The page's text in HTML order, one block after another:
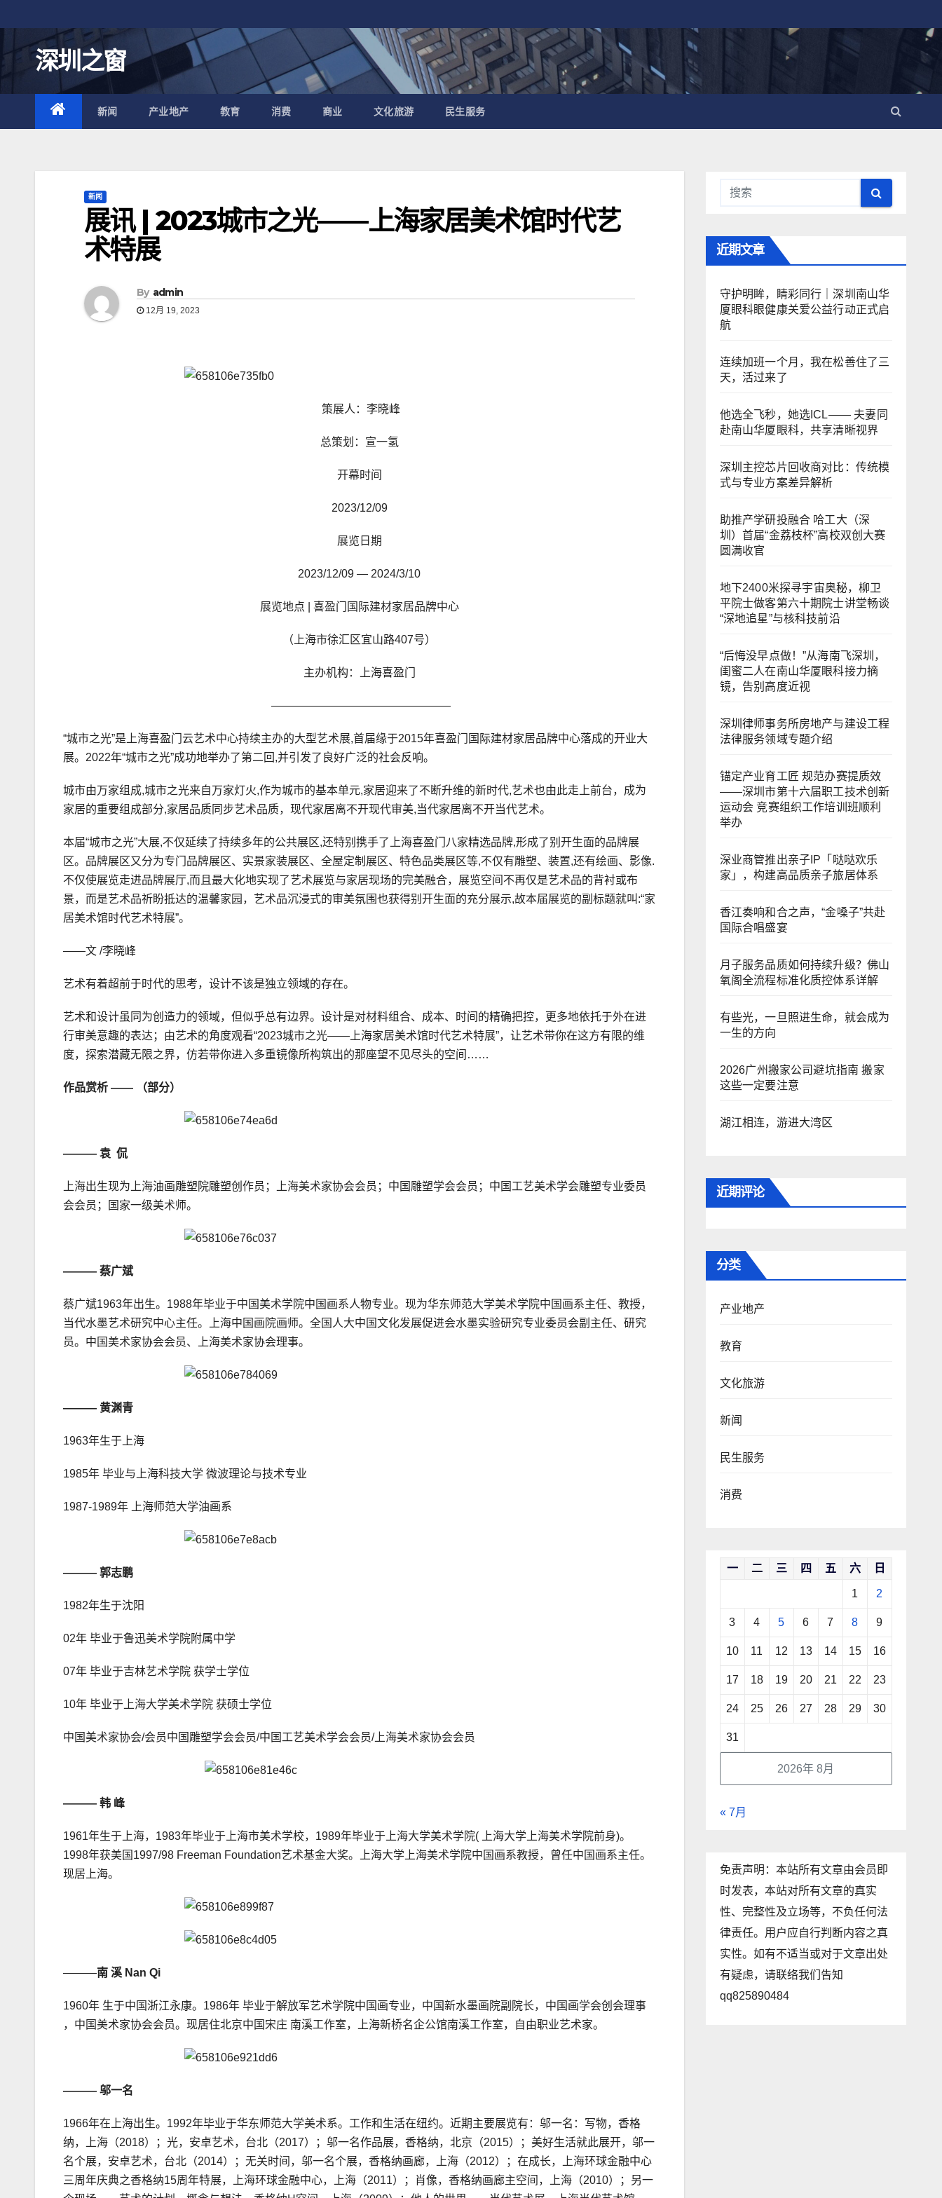
至
内
容
深圳之窗
新闻 产业地产 教育 消费 商业 文化旅游 民生服务
新闻
展讯 | 2023城市之光——上海家居美术馆时代艺
术特展
By admin
12月 19, 2023
策展人：李晓峰
总策划：宣一氢
开幕时间
2023/12/09
展览日期
2023/12/09 — 2024/3/10
展览地点 | 喜盈门国际建材家居品牌中心
（上海市徐汇区宜山路407号）
主办机构：上海喜盈门
————————————————
“城市之光”是上海喜盈门云艺术中心持续主办的大型艺术展,首届缘于2015年喜盈门国际建材家居品牌中心落成的开业大
展。2022年“城市之光”成功地举办了第二回,并引发了良好广泛的社会反响。
城市由万家组成,城市之光来自万家灯火,作为城市的基本单元,家居迎来了不断升维的新时代,艺术也由此走上前台，成为
家居的重要组成部分,家居品质同步艺术品质，现代家居离不开现代审美,当代家居离不开当代艺术。
本届“城市之光”大展,不仅延续了持续多年的公共展区,还特别携手了上海喜盈门八家精选品牌,形成了别开生面的品牌展
区。品牌展区又分为专门品牌展区、实景家装展区、全屋定制展区、特色品类展区等,不仅有雕塑、装置,还有绘画、影像.
不仅使展览走进品牌展厅,而且最大化地实现了艺术展览与家居现场的完美融合，展览空间不再仅是艺术品的背衬或布
景，而是艺术品祈盼抵达的温馨家园，艺术品沉浸式的审美氛围也获得别开生面的充分展示,故本届展览的副标题就叫:“家
居美术馆时代艺术特展”。
——文 /李晓峰
艺术有着超前于时代的思考，设计不该是独立领域的存在。
艺术和设计虽同为创造力的领域，但似乎总有边界。设计是对材料组合、成本、时间的精确把控，更多地依托于外在进
行审美意趣的表达；由艺术的角度观看“2023城市之光——上海家居美术馆时代艺术特展”，让艺术带你在这方有限的维
度，探索潜藏无限之界，仿若带你进入多重镜像所构筑出的那座望不见尽头的空间……
作品赏析 —— （部分）
——— 袁 侃
上海出生现为上海油画雕塑院雕塑创作员；上海美术家协会会员；中国雕塑学会会员；中国工艺美术学会雕塑专业委员
会会员；国家一级美术师。
——— 蔡广斌
蔡广斌1963年出生。1988年毕业于中国美术学院中国画系人物专业。现为华东师范大学美术学院中国画系主任、教授，
当代水墨艺术研究中心主任。上海中国画院画师。全国人大中国文化发展促进会水墨实验研究专业委员会副主任、研究
员。中国美术家协会会员、上海美术家协会理事。
——— 黄渊青
1963年生于上海
1985年 毕业与上海科技大学 微波理论与技术专业
1987-1989年 上海师范大学油画系
——— 郭志鹏
1982年生于沈阳
02年 毕业于鲁迅美术学院附属中学
07年 毕业于吉林艺术学院 获学士学位
10年 毕业于上海大学美术学院 获硕士学位
中国美术家协会/会员中国雕塑学会会员/中国工艺美术学会会员/上海美术家协会会员
——— 韩 峰
1961年生于上海，1983年毕业于上海市美术学校，1989年毕业于上海大学美术学院( 上海大学上海美术学院前身)。
1998年获美国1997/98 Freeman Foundation艺术基金大奖。上海大学上海美术学院中国画系教授，曾任中国画系主任。
现居上海。
———南 溪 Nan Qi
1960年 生于中国浙江永康。1986年 毕业于解放军艺术学院中国画专业，中国新水墨画院副院长，中国画学会创会理事
，中国美术家协会会员。现居住北京中国宋庄 南溪工作室，上海新桥名企公馆南溪工作室，自由职业艺术家。
——— 邬一名
1966年在上海出生。1992年毕业于华东师范大学美术系。工作和生活在纽约。近期主要展览有：邬一名：写物，香格
纳，上海（2018）；光，安卓艺术，台北（2017）；邬一名作品展，香格纳，北京（2015）；美好生活就此展开，邬一
名个展，安卓艺术，台北（2014）；无关时间，邬一名个展，香格纳画廊，上海（2012）；在成长，上海环球金融中心
三周年庆典之香格纳15周年特展，上海环球金融中心，上海（2011）；肖像，香格纳画廊主空间，上海（2010）；另一
近期文章
守护明眸，睛彩同行｜深圳南山华
厦眼科眼健康关爱公益行动正式启
航
连续加班一个月，我在松善住了三
天，活过来了
他选全飞秒，她选ICL—— 夫妻同
赴南山华厦眼科，共享清晰视界
深圳主控芯片回收商对比：传统模
式与专业方案差异解析
助推产学研投融合 哈工大（深
圳）首届“金荔枝杯”高校双创大赛
圆满收官
地下2400米探寻宇宙奥秘，柳卫
平院士做客第六十期院士讲堂畅谈
“深地追星”与核科技前沿
“后悔没早点做！”从海南飞深圳，
闺蜜二人在南山华厦眼科接力摘
镜，告别高度近视
深圳律师事务所房地产与建设工程
法律服务领域专题介绍
锚定产业育工匠 规范办赛提质效
——深圳市第十六届职工技术创新
运动会 竞赛组织工作培训班顺利
举办
深业商管推出亲子IP「哒哒欢乐
家」，构建高品质亲子旅居体系
香江奏响和合之声，“金嗓子”共赴
国际合唱盛宴
月子服务品质如何持续升级？佛山
氧阁全流程标准化质控体系详解
有些光，一旦照进生命，就会成为
一生的方向
2026广州搬家公司避坑指南 搬家
这些一定要注意
湖江相连，游进大湾区
近期评论
分类
产业地产
教育
文化旅游
新闻
民生服务
消费
2026年 8月
一 二 三 四 五 六 日
1 2
3 4 5 6 7 8 9
10 11 12 13 14 15 16
17 18 19 20 21 22 23
24 25 26 27 28 29 30
31
« 7月
免责声明：本站所有文章由会员即
时发表，本站对所有文章的真实
性、完整性及立场等，不负任何法
律责任。用户应自行判断内容之真
实性。如有不适当或对于文章出处
有疑虑，请联络我们告知
qq825890484